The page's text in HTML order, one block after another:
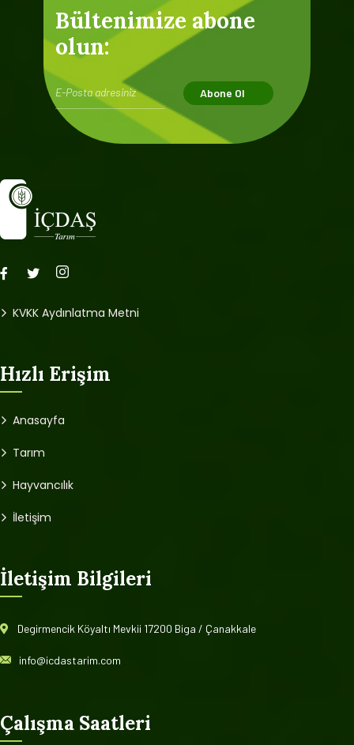
Bültenimize abone
olun:
Abone Ol
KVKK Aydınlatma Metni
Hızlı Erişim
Anasayfa
Tarım
Hayvancılık
İletişim
İletişim Bilgileri
Degirmencik Köyaltı Mevkii 17200 Biga / Çanakkale
info@icdastarim.com
Çalışma Saatleri